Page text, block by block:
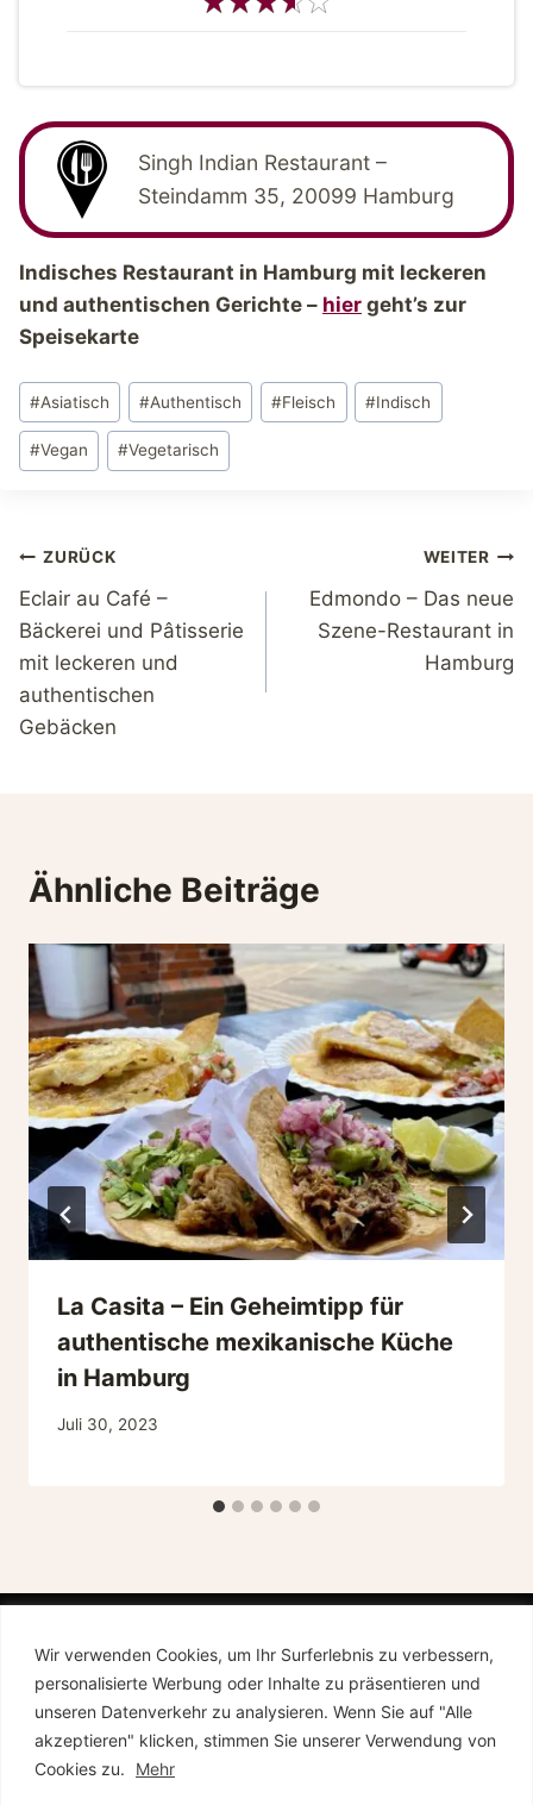
Wir verwenden Cookies, um Ihr Surferlebnis zu verbessern,
personalisierte Werbung oder Inhalte zu präsentieren und
unseren Datenverkehr zu analysieren. Wenn Sie auf "Alle
akzeptieren" klicken, stimmen Sie unserer Verwendung von
Cookies zu.
Mehr
Singh Indian Restaurant –
Steindamm 35, 20099 Hamburg
Indisches Restaurant in Hamburg mit leckeren
und authentischen Gerichte – hier geht’s zur
Speisekarte
Schlagworte:
#Asiatisch #Authentisch #Fleisch #Indisch
#Vegan #Vegetarisch
Beitragsnavigation
ZURÜCK
Eclair au Café –
Bäckerei und Pâtisserie
mit leckeren und
authentischen
Gebäcken
WEITER
Edmondo – Das neue
Szene-Restaurant in
Hamburg
Ähnliche Beiträge
La Casita – Ein Geheimtipp für
authentische mexikanische Küche
in Hamburg
Juli 30, 2023
Impressum AGB
Datenschutz